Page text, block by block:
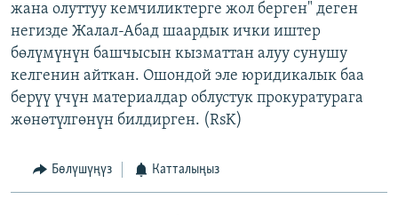
жана олуттуу кемчиликтерге жол берген" деген
негизде Жалал-Абад шаардык ички иштер
бөлүмүнүн башчысын кызматтан алуу сунушу
келгенин айткан. Ошондой эле юридикалык баа
берүү үчүн материалдар облустук прокуратурага
жөнөтүлгөнүн билдирген. (RsK)
Бөлүшүңүз Катталыңыз